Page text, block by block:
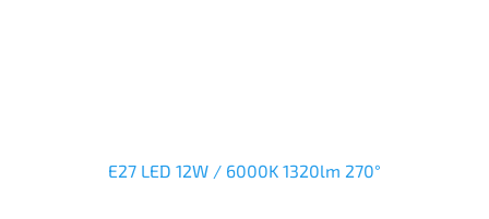
E27 LED 12W / 6000K 1320lm 270°